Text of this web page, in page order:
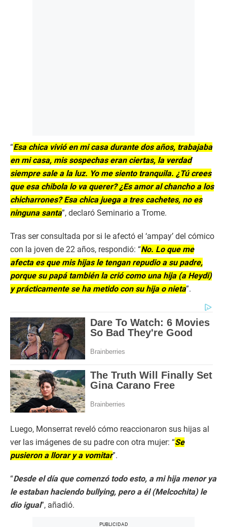
“Esa chica vivió en mi casa durante dos años, trabajaba
en mi casa, mis sospechas eran ciertas, la verdad
siempre sale a la luz. Yo me siento tranquila. ¿Tú crees
que esa chibola lo va querer? ¿Es amor al chancho a los
chicharrones? Esa chica juega a tres cachetes, no es
ninguna santa”, declaró Seminario a Trome.
Tras ser consultada por si le afectó el ‘ampay’ del cómico
con la joven de 22 años, respondió: “No. Lo que me
afecta es que mis hijas le tengan repudio a su padre,
porque su papá también la crió como una hija (a Heydi)
y prácticamente se ha metido con su hija o nieta”.
Luego, Monserrat reveló cómo reaccionaron sus hijas al
ver las imágenes de su padre con otra mujer: “Se
pusieron a llorar y a vomitar”.
“Desde el día que comenzó todo esto, a mi hija menor ya
le estaban haciendo bullying, pero a él (Melcochita) le
dio igual”, añadió.